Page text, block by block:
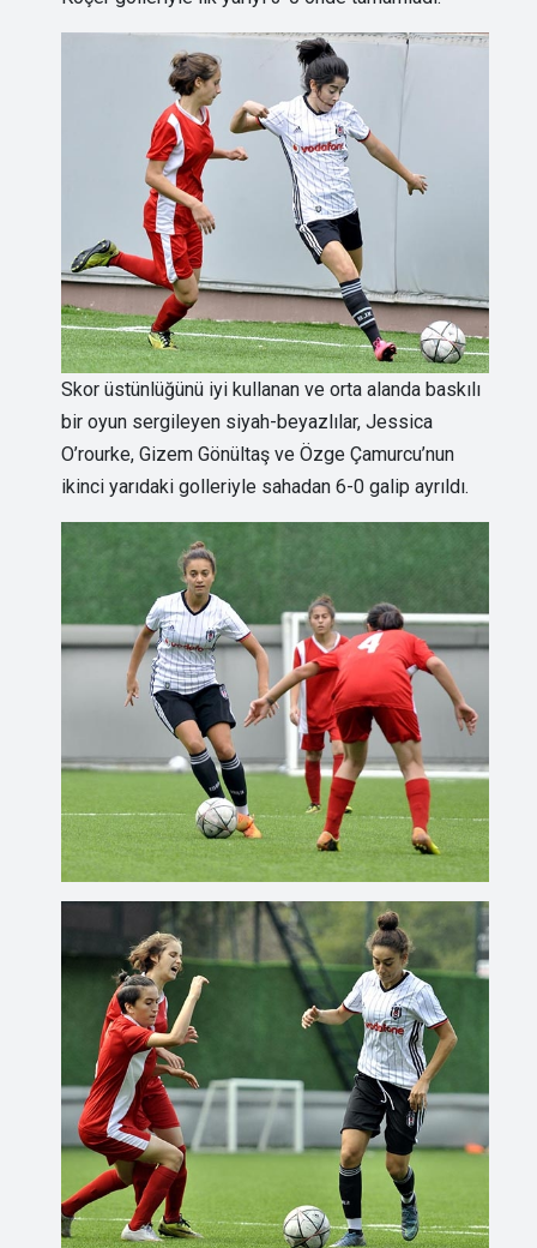
Skor üstünlüğünü iyi kullanan ve orta alanda baskılı
bir oyun sergileyen siyah-beyazlılar, Jessica
O’rourke, Gizem Gönültaş ve Özge Çamurcu’nun
ikinci yarıdaki golleriyle sahadan 6-0 galip ayrıldı.